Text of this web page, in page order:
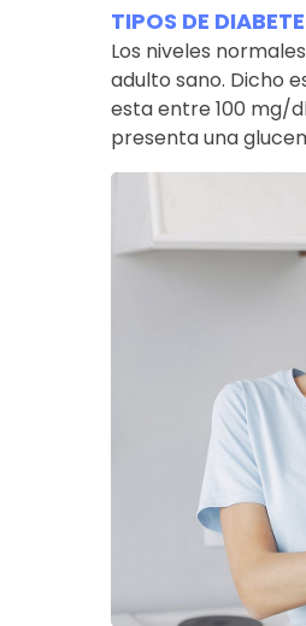
TIPOS DE
Los niveles
adulto sano. Dicho
esta entre 100 mg/
presenta una